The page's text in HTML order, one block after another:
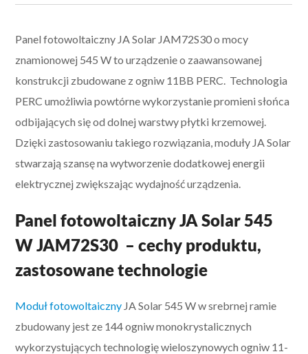
Panel fotowoltaiczny JA Solar JAM72S30 o mocy
znamionowej 545 W to urządzenie o zaawansowanej
konstrukcji zbudowane z ogniw 11BB PERC. Technologia
PERC umożliwia powtórne wykorzystanie promieni słońca
odbijających się od dolnej warstwy płytki krzemowej.
Dzięki zastosowaniu takiego rozwiązania, moduły JA Solar
stwarzają szansę na wytworzenie dodatkowej energii
elektrycznej zwiększając wydajność urządzenia.
Panel fotowoltaiczny JA Solar 545
W JAM72S30 – cechy produktu,
zastosowane technologie
Moduł fotowoltaiczny JA Solar 545 W w srebrnej ramie
zbudowany jest ze 144 ogniw monokrystalicznych
wykorzystujących technologię wieloszynowych ogniw 11-